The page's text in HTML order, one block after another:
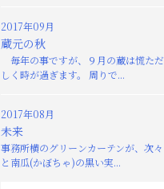
2017年09月
蔵元の秋
毎年の事ですが、９月の蔵は慌ただ
しく時が過ぎます。 周りで...
2017年08月
未来
事務所横のグリーンカーテンが、次々
と南瓜(かぼちゃ)の黒い実...